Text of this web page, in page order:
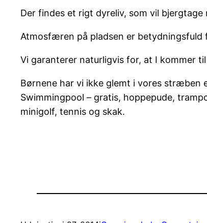
Der findes et rigt dyreliv, som vil bjergtage
Atmosfæren på pladsen er
Vi garanterer naturligvis for, at I kommer
Børnene har vi ikke glemt i vores stræben
Swimmingpool – gratis, hoppepude,
minigolf, tennis og skak.